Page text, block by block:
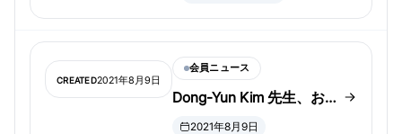
CREATED2021年8月9日
会員ニュース
Dong-Yun Kim 先生、おめ
でとうございます！
2021年8月9日